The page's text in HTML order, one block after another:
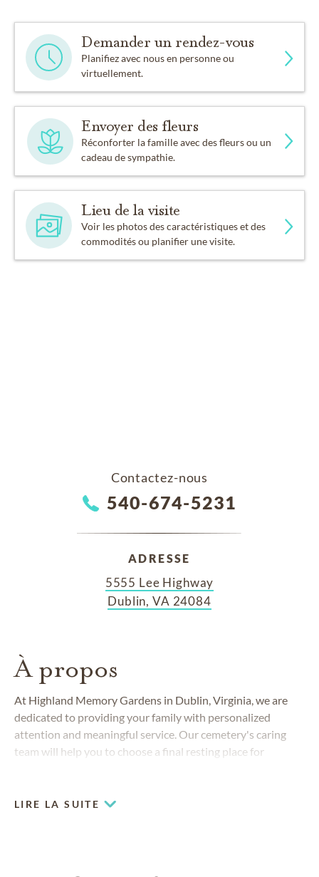
Demander un rendez-vous
Planifiez avec nous en personne ou
virtuellement.
Envoyer des fleurs
Réconforter la famille avec des fleurs ou un
cadeau de sympathie.
Lieu de la visite
Voir les photos des caractéristiques et des
commodités ou planifier une visite.
Contactez-nous
540-674-5231
ADRESSE
5555 Lee Highway
Dublin, VA 24084
À propos
At Highland Memory Gardens in Dublin, Virginia, we are
dedicated to providing your family with personalized
attention and meaningful service. Our cemetery's caring
team will help you to choose a final resting place for
LIRE LA SUITE